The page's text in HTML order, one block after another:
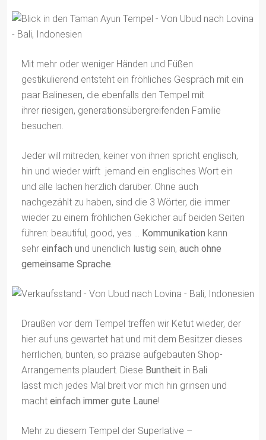
Mit mehr oder weniger Händen und Füßen
gestikulierend entsteht ein fröhliches Gespräch mit ein
paar Balinesen, die ebenfalls den Tempel mit
ihrer riesigen, generationsübergreifenden Familie
besuchen.
Jeder will mitreden, keiner von ihnen spricht englisch,
hin und wieder wirft jemand ein englisches Wort ein
und alle lachen herzlich darüber. Ohne auch
nachgezählt zu haben, sind die 3 Wörter, die immer
wieder zu einem fröhlichen Gekicher auf beiden Seiten
führen: beautiful, good, yes … Kommunikation kann
sehr einfach und unendlich lustig sein, auch ohne
gemeinsame Sprache.
Draußen vor dem Tempel treffen wir Ketut wieder, der
hier auf uns gewartet hat und mit dem Besitzer dieses
herrlichen, bunten, so präzise aufgebauten Shop-
Arrangements plaudert. Diese Buntheit in Bali
lässt mich jedes Mal breit vor mich hin grinsen und
macht einfach immer gute Laune!
Mehr zu diesem Tempel der Superlative –